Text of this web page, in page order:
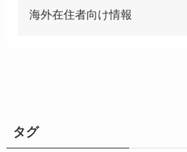
海外在住者向け情報
タグ